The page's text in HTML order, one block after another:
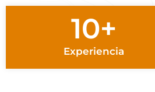
10+
Experiencia